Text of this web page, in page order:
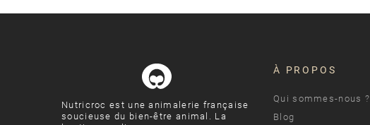
Nutricroc est une animalerie française
soucieuse du bien-être animal. La
À PROPOS
Qui sommes-nous ?
Blog